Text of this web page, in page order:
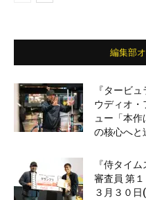
編集部
『タービ
ウディオ・
ュー「本作
の核心へと
『侍タイ
審査員 第
３月３０